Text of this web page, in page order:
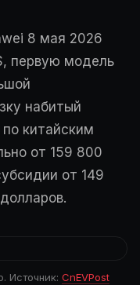
8 мая 2026
первую модель
набитый
китайским
от 159 800
от 149
Источник: CnEVPost